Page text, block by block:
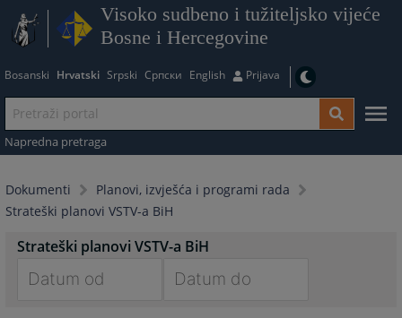
Visoko sudbeno i tužiteljsko vijeće
Bosne i Hercegovine
Bosanski Hrvatski Srpski Српски English Prijava
Napredna pretraga
Dokumenti
Planovi, izvješća i programi rada
Strateški planovi VSTV-a BiH
Strateški planovi VSTV-a BiH